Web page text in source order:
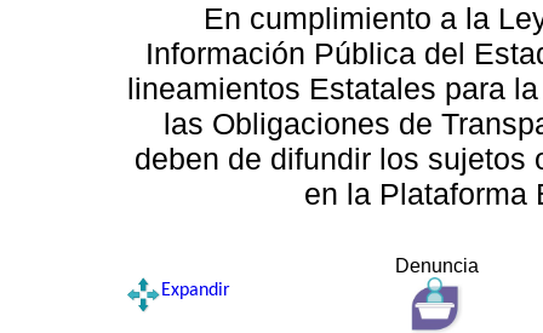
En cumplimiento a la
Información Pública del
lineamientos Estatales para
las Obligaciones de
deben de difundir los sujetos
en la Plataforma
Denuncia
Expandir